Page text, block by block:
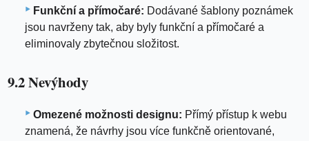
Funkční a přímočaré: Dodávané šablony poznámek
jsou navrženy tak, aby byly funkční a přímočaré a
eliminovaly zbytečnou složitost.
9.2 Nevýhody
Omezené možnosti designu: Přímý přístup k webu
znamená, že návrhy jsou více funkčně orientované,